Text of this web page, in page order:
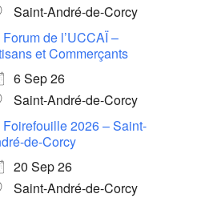
Saint-André-de-Corcy
Forum de l’UCCAÏ –
et Commerçants
6 Sep 26
Saint-André-de-Corcy
Foirefouille 2026 – Saint-
de-Corcy
20 Sep 26
Saint-André-de-Corcy